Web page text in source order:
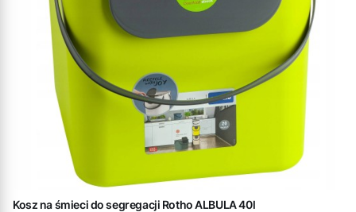
Kosz na śmieci do segregacji Rotho ALBULA 40l